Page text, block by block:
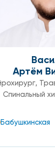
Артём
,
Спинальный
Бабушкинская